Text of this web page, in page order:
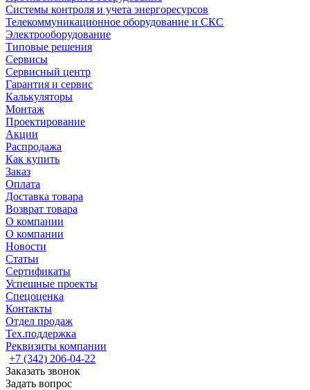
Системы контроля и учета энергоресурсов
Телекоммуникационное оборудование и СКС
Электрооборудование
Типовые решения
Сервисы
Сервисный центр
Гарантия и сервис
Калькуляторы
Монтаж
Проектирование
Акции
Распродажа
Как купить
Заказ
Оплата
Доставка товара
Возврат товара
О компании
О компании
Новости
Статьи
Сертификаты
Успешные проекты
Спецоценка
Контакты
Отдел продаж
Тех.поддержка
Реквизиты компании
+7 (342) 206-04-22
Заказать звонок
Задать вопрос